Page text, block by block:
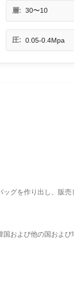
層: 30〜10
圧: 0.05-0.4Mpa
グを作り出し、販
および他の国および